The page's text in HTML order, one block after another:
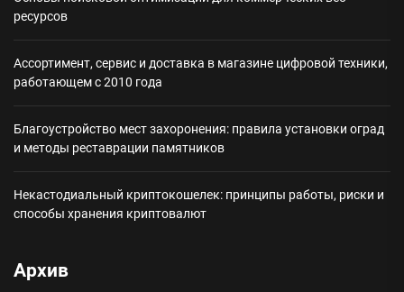
ресурсов
Ассортимент, сервис и доставка в магазине цифровой техники,
работающем с 2010 года
Благоустройство мест захоронения: правила установки оград
и методы реставрации памятников
Некастодиальный криптокошелек: принципы работы, риски и
способы хранения криптовалют
Архив